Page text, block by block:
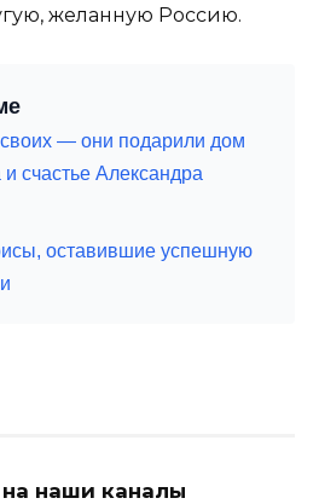
желанную Россию.
— они подарили дом
счастье Александра
оставившие успешную
наши каналы